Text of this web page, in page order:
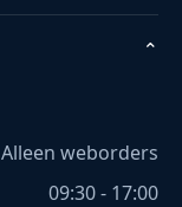
⌄
Alleen weborders
09:30 - 17:00